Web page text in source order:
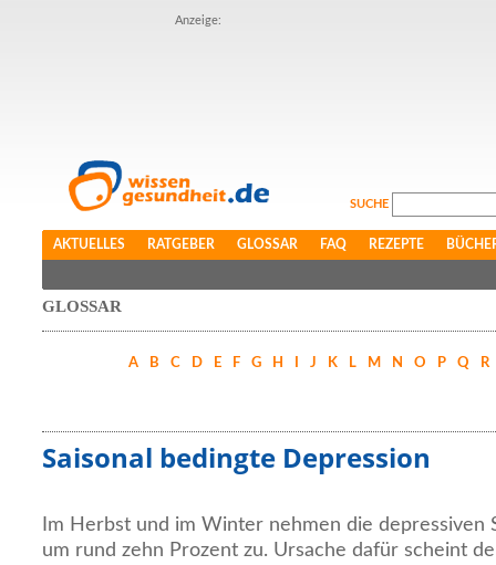
Anzeige:
SUCHE
AKTUELLES RATGEBER GLOSSAR FAQ REZEPTE
GLOSSAR
A B C D E F G H J K L M N O P Q R
Saisonal bedingte Depression
Im Herbst und im Winter nehmen die depressiven
um rund zehn Prozent zu. Ursache dafür scheint